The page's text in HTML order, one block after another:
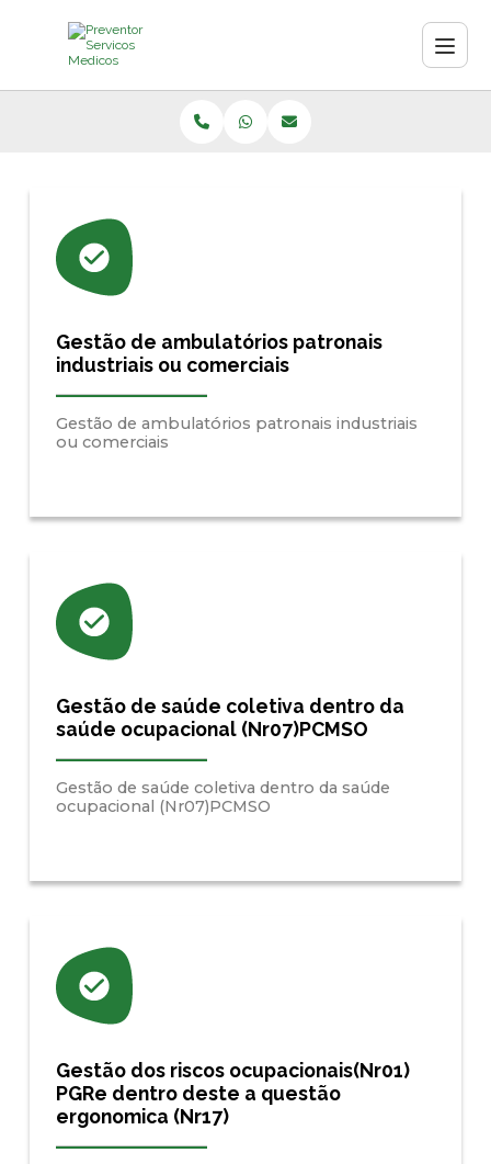
Gestão de ambulatórios patronais
industriais ou comerciais
Gestão de ambulatórios patronais industriais
ou comerciais
Gestão de saúde coletiva dentro da
saúde ocupacional (Nr07)PCMSO
Gestão de saúde coletiva dentro da saúde
ocupacional (Nr07)PCMSO
Gestão dos riscos ocupacionais(Nr01)
PGRe dentro deste a questão
ergonomica (Nr17)